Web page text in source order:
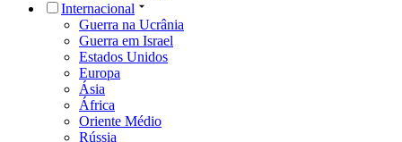
Internacional
Guerra na Ucrânia
Guerra em Israel
Estados Unidos
Europa
Ásia
África
Oriente Médio
Rússia